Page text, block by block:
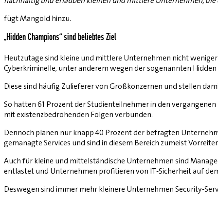
fügt Mangold hinzu.
„Hidden Champions“ sind beliebtes Ziel
Heutzutage sind kleine und mittlere Unternehmen nicht
Cyberkriminelle, unter anderem wegen der sogenannten
Diese sind häufig Zulieferer von Großkonzernen und stellen
So hatten 61 Prozent der Studienteilnehmer in den
mit existenzbedrohenden Folgen verbunden.
Dennoch planen nur knapp 40 Prozent der befragten
gemanagte Services und sind in diesem Bereich zumeist
Auch für kleine und mittelständische Unternehmen sind
entlastet und Unternehmen profitieren von IT-Sicherheit auf
Deswegen sind immer mehr kleinere Unternehmen Security-